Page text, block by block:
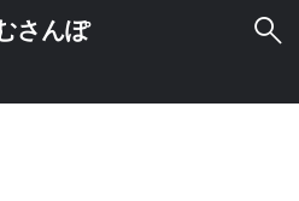
さんぽ